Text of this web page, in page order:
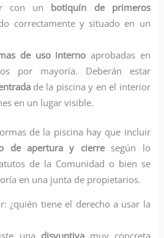
con un botiquín de primeros
correctamente y situado en un
de uso interno aprobadas en
por mayoría. Deberán estar
de la piscina y en el interior
en un lugar visible.
de la piscina hay que incluir
de apertura y cierresegún lo
de la Comunidad o bien se
en una junta de propietarios.
¿quién tiene el derecho a usar la